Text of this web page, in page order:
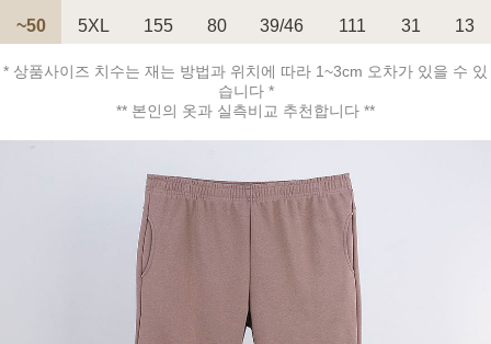
페이코 ID로 페
PAYCO 바로구매
~50
5XL 155 80 39/46 111 31 13
* 상품사이즈 치수는 재는 방법과 위치에 따라 1~3cm 오차가 있을 수 있
습니다 *
** 본인의 옷과 실측비교 추천합니다 **